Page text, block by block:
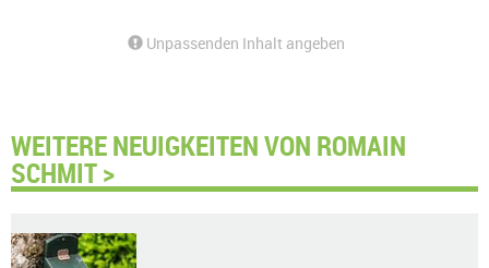
Unpassenden Inhalt angeben
WEITERE NEUIGKEITEN VON ROMAIN
SCHMIT >